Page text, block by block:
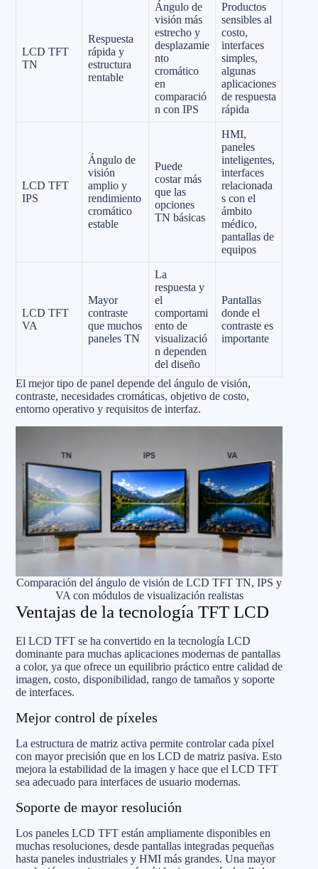
LCD TFT
TN
Respuesta
rápida y
estructura
rentable
Ángulo de
visión más
estrecho y
desplazamie
nto
cromático
en
comparació
n con IPS
Productos
sensibles al
costo,
interfaces
simples,
algunas
aplicaciones
de respuesta
rápida
LCD TFT
IPS
Ángulo de
visión
amplio y
rendimiento
cromático
estable
Puede
costar más
que las
opciones
TN básicas
HMI,
paneles
inteligentes,
interfaces
relacionada
s con el
ámbito
médico,
pantallas de
equipos
LCD TFT
VA
Mayor
contraste
que muchos
paneles TN
La
respuesta y
el
comportami
ento de
visualizació
n dependen
del diseño
Pantallas
donde el
contraste es
importante
El mejor tipo de panel depende del ángulo de visión,
contraste, necesidades cromáticas, objetivo de costo,
entorno operativo y requisitos de interfaz.
Comparación del ángulo de visión de LCD TFT TN, IPS y
VA con módulos de visualización realistas
Ventajas de la tecnología TFT LCD
El LCD TFT se ha convertido en la tecnología LCD
dominante para muchas aplicaciones modernas de pantallas
a color, ya que ofrece un equilibrio práctico entre calidad de
imagen, costo, disponibilidad, rango de tamaños y soporte
de interfaces.
Mejor control de píxeles
La estructura de matriz activa permite controlar cada píxel
con mayor precisión que en los LCD de matriz pasiva. Esto
mejora la estabilidad de la imagen y hace que el LCD TFT
sea adecuado para interfaces de usuario modernas.
Soporte de mayor resolución
Los paneles LCD TFT están ampliamente disponibles en
muchas resoluciones, desde pantallas integradas pequeñas
hasta paneles industriales y HMI más grandes. Una mayor